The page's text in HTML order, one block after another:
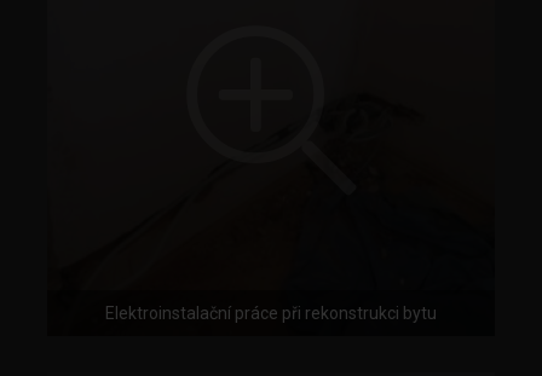
Elektroinstalační práce při rekonstrukci bytu